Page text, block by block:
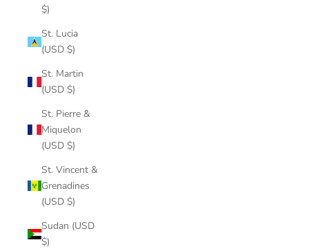
$)
St. Lucia
(USD $)
St. Martin
(USD $)
St. Pierre &
Miquelon
(USD $)
St. Vincent &
Grenadines
(USD $)
Sudan (USD
$)